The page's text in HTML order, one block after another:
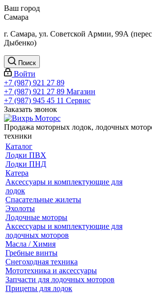
Ваш город
Самара
г. Самара, ул. Советской Армии, 99А
Дыбенко)
Поиск
Войти
+7 (987) 921 27 89
+7 (987) 921 27 89 Магазин
+7 (987) 945 45 11 Сервис
Заказать звонок
Продажа моторных лодок, лодочных
техники
Каталог
Лодки ПВХ
Лодки ПНД
Катера
Аксессуары и комплектующие для
лодок
Спасательные жилеты
Эхолоты
Лодочные моторы
Аксессуары и комплектующие для
лодочных моторов
Масла / Химия
Гребные винты
Снегоходная техника
Мототехника и аксессуары
Запчасти для лодочных моторов
Прицепы для лодок